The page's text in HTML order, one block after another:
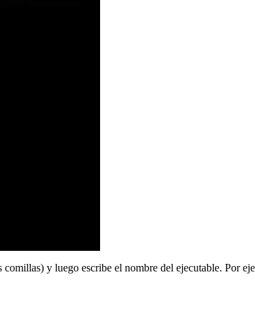
y luego escribe el nombre del ejecutable. Por